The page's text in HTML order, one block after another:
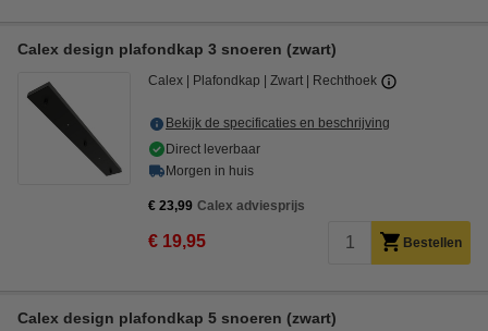
Calex design plafondkap 3 snoeren (zwart)
Calex Plafondkap Zwart Rechthoek
Bekijk de specificaties en beschrijving
Direct leverbaar
Morgen in huis
€ 23,99 Calex adviesprijs
€ 19,95 Bestellen
Calex design plafondkap 5 snoeren (zwart)